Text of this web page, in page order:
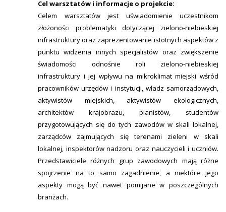
Cel warsztatów i informacje o projekcie:
Celem warsztatów jest uświadomienie uczestnikom
złożoności problematyki dotyczącej zielono-niebieskiej
infrastruktury oraz zaprezentowanie istotnych aspektów z
punktu widzenia innych specjalistów oraz zwiększenie
świadomości odnośnie roli zielono-niebieskiej
infrastruktury i jej wpływu na mikroklimat miejski wśród
pracowników urzędów i instytucji, władz samorządowych,
aktywistów miejskich, aktywistów ekologicznych,
architektów krajobrazu, planistów, studentów
przygotowujących się do tych zawodów w skali lokalnej,
zarządców zajmujących się terenami zieleni w skali
lokalnej, inspektorów nadzoru oraz nauczycieli i uczniów.
Przedstawiciele różnych grup zawodowych mają różne
spojrzenie na to samo zagadnienie, a niektóre jego
aspekty mogą być nawet pomijane w poszczególnych
branżach.